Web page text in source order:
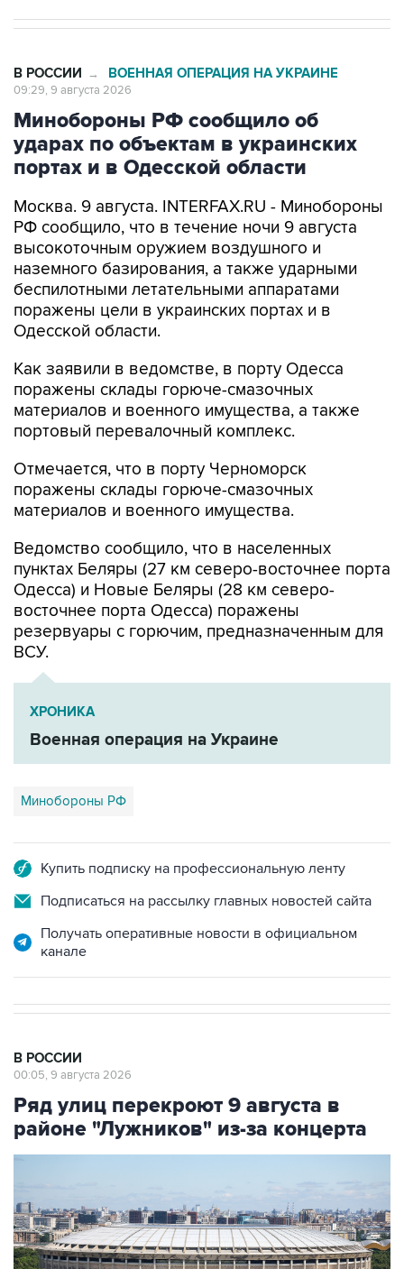
В РОССИИ → ВОЕННАЯ ОПЕРАЦИЯ НА УКРАИНЕ
09:29, 9 августа 2026
Минобороны РФ сообщило об
ударах по объектам в украинских
портах и в Одесской области
Москва. 9 августа. INTERFAX.RU - Минобороны
РФ сообщило, что в течение ночи 9 августа
высокоточным оружием воздушного и
наземного базирования, а также ударными
беспилотными летательными аппаратами
поражены цели в украинских портах и в
Одесской области.
Как заявили в ведомстве, в порту Одесса
поражены склады горюче-смазочных
материалов и военного имущества, а также
портовый перевалочный комплекс.
Отмечается, что в порту Черноморск
поражены склады горюче-смазочных
материалов и военного имущества.
Ведомство сообщило, что в населенных
пунктах Беляры (27 км северо-восточнее порта
Одесса) и Новые Беляры (28 км северо-
восточнее порта Одесса) поражены
резервуары с горючим, предназначенным для
ВСУ.
ХРОНИКА
Военная операция на Украине
Минобороны РФ
Купить подписку на профессиональную ленту
Подписаться на рассылку главных новостей сайта
Получать оперативные новости в официальном
канале
В РОССИИ
00:05, 9 августа 2026
Ряд улиц перекроют 9 августа в
районе "Лужников" из-за концерта